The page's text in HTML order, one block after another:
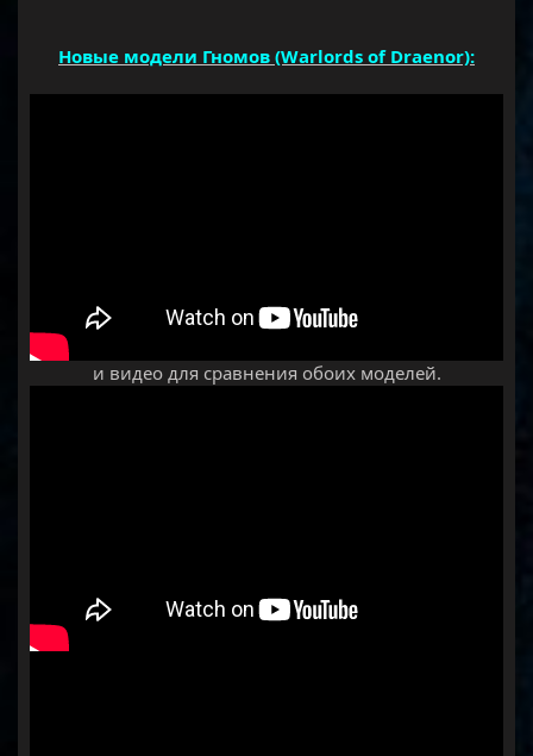
Новые модели Гномов (Warlords of Draenor):
и видео для сравнения обоих моделей.